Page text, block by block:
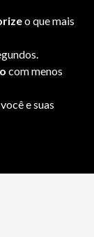
o que mais
com menos
e suas